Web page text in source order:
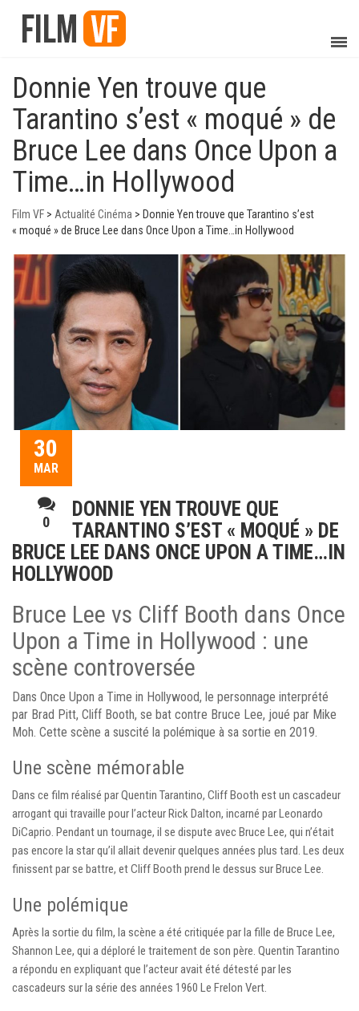
Donnie Yen trouve que
Tarantino s’est « moqué » de
Bruce Lee dans Once Upon a
Time…in Hollywood
Film VF > Actualité Cinéma > Donnie Yen trouve que Tarantino s’est
« moqué » de Bruce Lee dans Once Upon a Time…in Hollywood
30
MAR
0
DONNIE YEN TROUVE QUE
TARANTINO S’EST « MOQUÉ » DE
BRUCE LEE DANS ONCE UPON A TIME…IN
HOLLYWOOD
Bruce Lee vs Cliff Booth dans Once
Upon a Time in Hollywood : une
scène controversée
Dans Once Upon a Time in Hollywood, le personnage interprété
par Brad Pitt, Cliff Booth, se bat contre Bruce Lee, joué par Mike
Moh. Cette scène a suscité la polémique à sa sortie en 2019.
Une scène mémorable
Dans ce film réalisé par Quentin Tarantino, Cliff Booth est un cascadeur
arrogant qui travaille pour l’acteur Rick Dalton, incarné par Leonardo
DiCaprio. Pendant un tournage, il se dispute avec Bruce Lee, qui n’était
pas encore la star qu’il allait devenir quelques années plus tard. Les deux
finissent par se battre, et Cliff Booth prend le dessus sur Bruce Lee.
Une polémique
Après la sortie du film, la scène a été critiquée par la fille de Bruce Lee,
Shannon Lee, qui a déploré le traitement de son père. Quentin Tarantino
a répondu en expliquant que l’acteur avait été détesté par les
cascadeurs sur la série des années 1960 Le Frelon Vert.